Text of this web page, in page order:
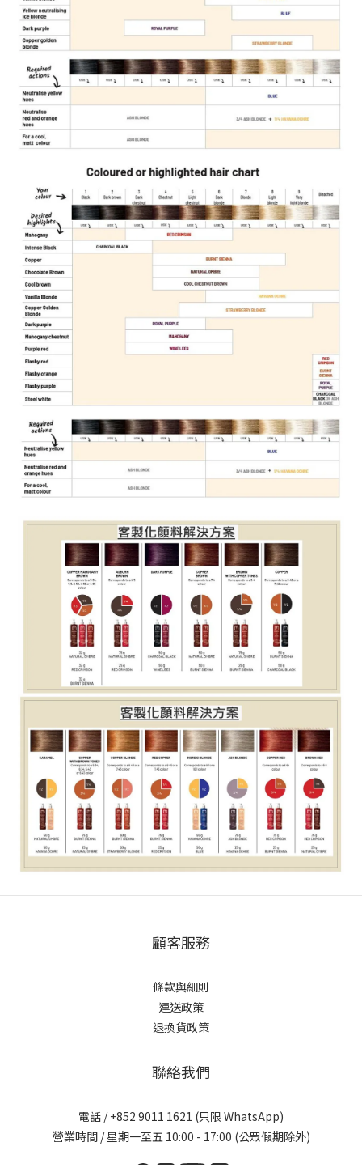
立即購買
顧客服務
條款與細則
運送政策
退換貨政策
聯絡我們
電話 / +852 9011 1621 (只限 WhatsApp)
營業時間 / 星期一至五 10:00 - 17:00 (公眾假期除外)